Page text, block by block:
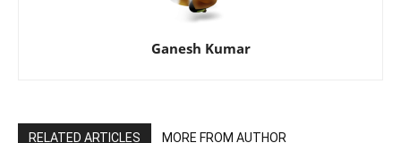
Ganesh Kumar
RELATED ARTICLES MORE FROM AUTHOR